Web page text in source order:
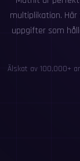
multiplikation.
uppgifter som
Älskat av 100,000+